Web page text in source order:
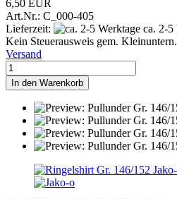
6,50 EUR
Art.Nr.: C_000-405
Lieferzeit:
ca. 2-5
Kein Steuerausweis gem.
Versand
In den Warenkorb